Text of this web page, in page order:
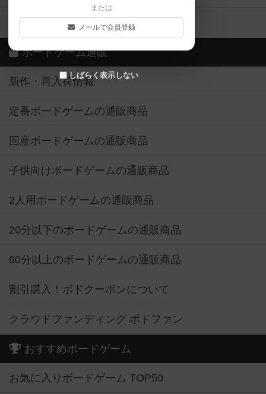
または
メールで会員登録
しばらく表示しない
ボドゲーマご利用案内
ボードゲーム通販
新作・再入荷情報
定番ボードゲームの通販商品
国産ボードゲームの通販商品
子供向けボードゲームの通販商品
2人用ボードゲームの通販商品
20分以下のボードゲームの通販商品
60分以上のボードゲームの通販商品
割引購入！ボドクーポンについて
クラウドファンディング ボドファン
おすすめボードゲーム
お気に入りボードゲーム TOP50